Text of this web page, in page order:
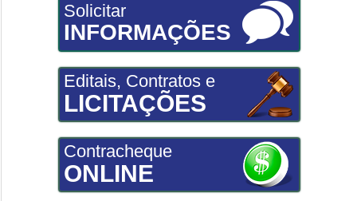
Solicitar
INFORMAÇÕES
Editais, Contratos e
LICITAÇÕES
Contracheque
ONLINE